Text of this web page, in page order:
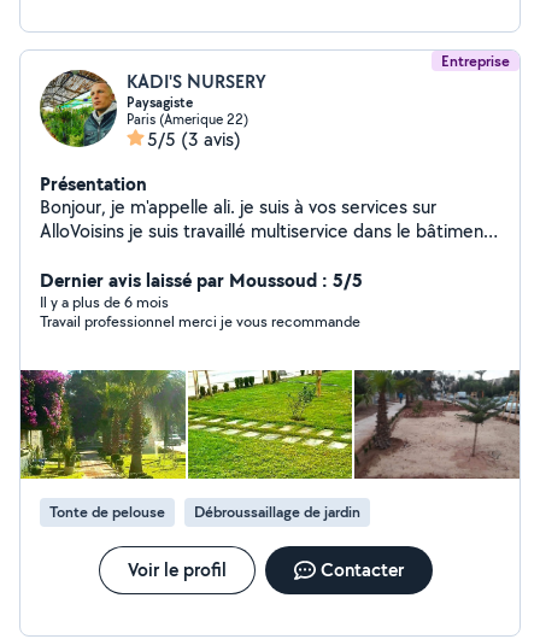
Entreprise
KADI'S NURSERY
Paysagiste
Paris (Amerique 22)
5/5 (3 avis)
Présentation
Bonjour, je m'appelle ali. je suis à vos services sur
AlloVoisins je suis travaillé multiservice dans le bâtiment
Dernier avis laissé par Moussoud : 5/5
Il y a plus de 6 mois
Travail professionnel merci je vous recommande
Tonte de pelouse Débroussaillage de jardin
Voir le profil Contacter